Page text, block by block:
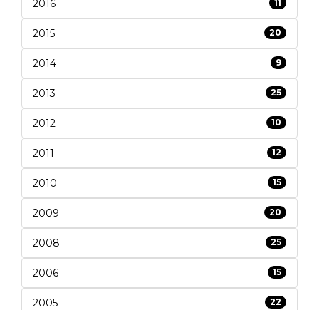
2016 11
2015 20
2014 9
2013 25
2012 10
2011 12
2010 15
2009 20
2008 25
2006 15
2005 22